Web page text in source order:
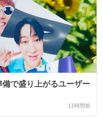
で盛り上がるユーザー
11時間前